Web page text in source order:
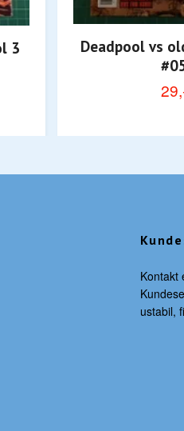
3
Deadpool vs
Kontakt
ustabil,